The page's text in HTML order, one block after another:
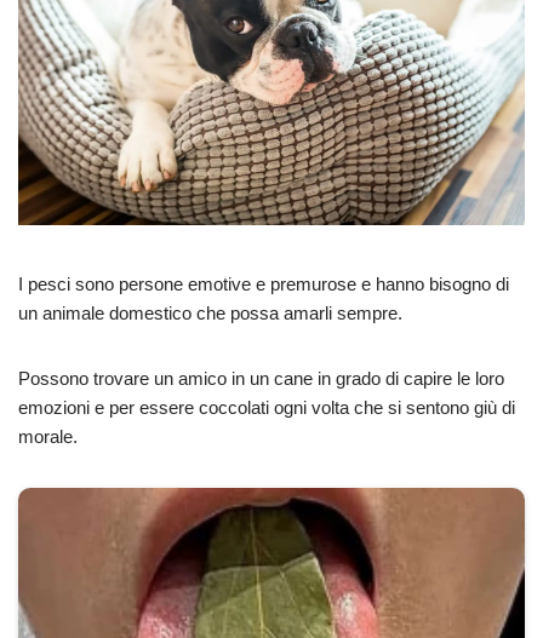
I pesci sono persone emotive e premurose e hanno bisogno di
un animale domestico che possa amarli sempre.
Possono trovare un amico in un cane in grado di capire le loro
emozioni e per essere coccolati ogni volta che si sentono giù di
morale.